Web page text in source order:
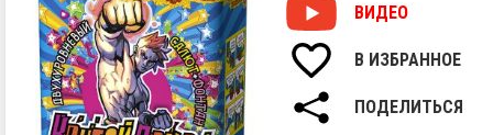
ВИДЕО
В ИЗБРАННОЕ
ПОДЕЛИТЬСЯ